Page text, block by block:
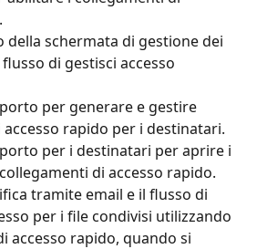
della schermata di gestione dei
di gestisci accesso
per generare e gestire
rapido per i destinatari.
per i destinatari per aprire i
di accesso rapido.
tramite email e il flusso di
per i file condivisi utilizzando
accesso rapido, quando si